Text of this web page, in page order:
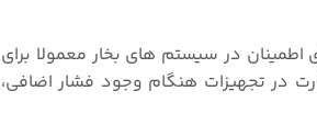
اطمینان در سیستم های بخار معمولا برای
در تجهیزات هنگام وجود فشار اضافی،